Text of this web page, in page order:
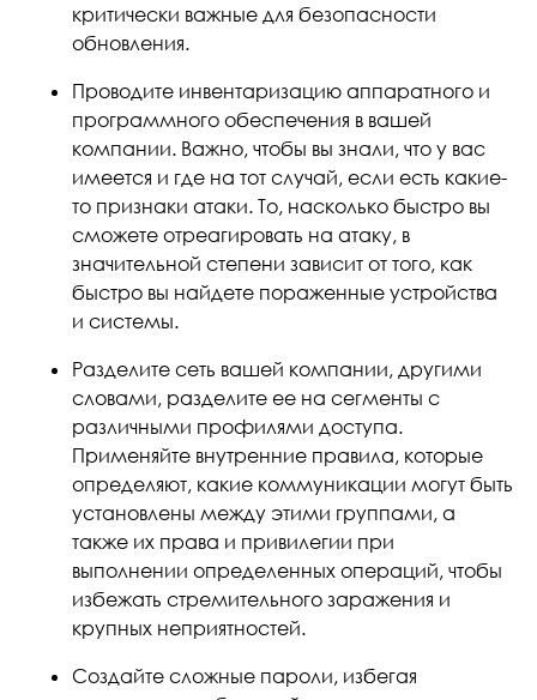
критически важные для безопасности
обновления.
Проводите инвентаризацию аппаратного и
программного обеспечения в вашей
компании. Важно, чтобы вы знали, что у вас
имеется и где на тот случай, если есть какие-
то признаки атаки. То, насколько быстро вы
сможете отреагировать на атаку, в
значительной степени зависит от того, как
быстро вы найдете пораженные устройства
и системы.
Разделите сеть вашей компании, другими
словами, разделите ее на сегменты с
различными профилями доступа.
Применяйте внутренние правила, которые
определяют, какие коммуникации могут быть
установлены между этими группами, а
также их права и привилегии при
выполнении определенных операций, чтобы
избежать стремительного заражения и
крупных неприятностей.
Создайте сложные пароли, избегая